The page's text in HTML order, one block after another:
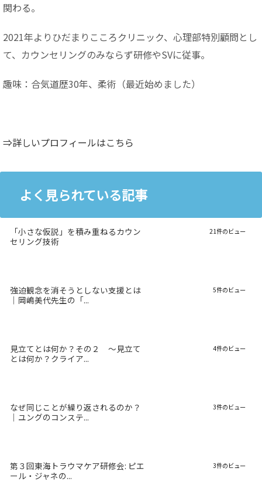
関わる。
2021年よりひだまりこころクリニック、心理部特別顧問とし
て、カウンセリングのみならず研修やSVに従事。
趣味：合気道歴30年、柔術（最近始めました）
⇒詳しいプロフィールはこちら
よく見られている記事
「小さな仮説」を積み重ねるカウン
セリング技術
21件のビュー
強迫観念を消そうとしない支援とは
｜岡嶋美代先生の「...
5件のビュー
見立てとは何か？その２ 〜見立て
とは何か？クライア...
4件のビュー
なぜ同じことが繰り返されるのか？
｜ユングのコンステ...
3件のビュー
第３回東海トラウマケア研修会: ピエ
ール・ジャネの...
3件のビュー